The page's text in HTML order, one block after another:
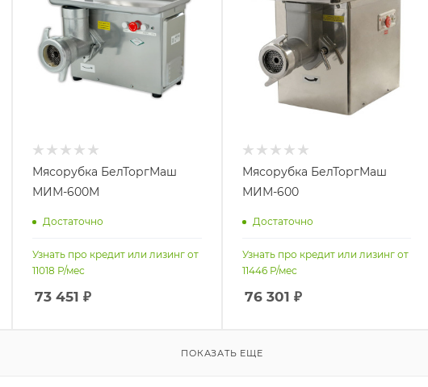
Мясорубка БелТоргМаш
МИМ-600М
Достаточно
Узнать про кредит или лизинг от
11018 Р/мес
73 451 ₽
Мясорубка БелТоргМаш
МИМ-600
Достаточно
Узнать про кредит или лизинг от
11446Р/мес
76 301 ₽
ПОКАЗАТЬ ЕЩЕ